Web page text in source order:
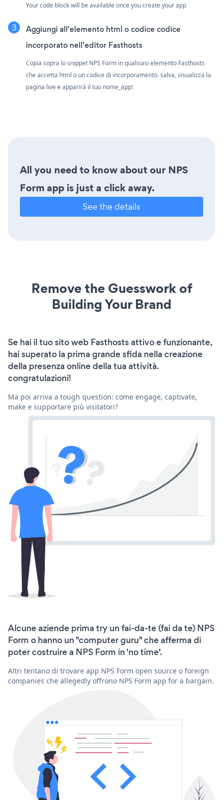
Your code block will be available once you create your app
Aggiungi all'elemento html o codice codice
incorporato nell'editor Fasthosts
Copia sopra lo snippet NPS Form in qualsiasi elemento Fasthosts
che accetta html o un codice di incorporamento. salva, visualizza la
pagina live e apparirà il tuo nome_app!
All you need to know about our NPS
Form app is just a click away.
See the details
Remove the Guesswork of
Building Your Brand
Se hai il tuo sito web Fasthosts attivo e funzionante,
hai superato la prima grande sfida nella creazione
della presenza online della tua attività.
congratulazioni!
Ma poi arriva a tough question: come engage, captivate,
make e supportare più visitatori?
Alcune aziende prima try un fai-da-te (fai da te) NPS
Form o hanno un "computer guru" che afferma di
poter costruire a NPS Form in 'no time'.
Altri tentano di trovare app NPS Form open source o foreign
companies che allegedly offrono NPS Form app for a bargain.